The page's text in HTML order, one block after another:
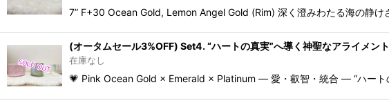
7” F+30 Ocean Gold, Lemon Angel Gold (Rim) 深く澄みわたる海の静
(オータムセール3%OFF) Set4. “ハートの真実”へ導く神聖なアライメン
在庫なし
💗 Pink Ocean Gold × Emerald × Platinum ― 愛・叡智・統合 ― “ハー